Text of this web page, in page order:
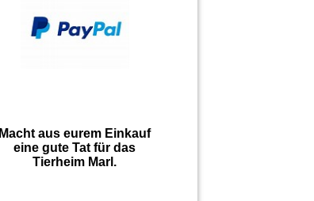
Macht aus eurem Einkauf
eine gute Tat für das
Tierheim Marl.